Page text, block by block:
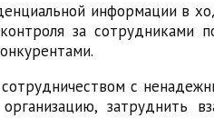
информации в
за
с
затруднить